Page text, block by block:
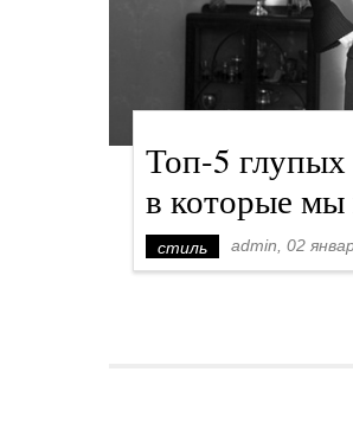
Топ-5 глупых
в которые
стиль admin, 02